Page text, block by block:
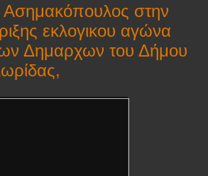
Ασημακόπουλος στην
εκλογικου αγώνα
Δημαρχων του Δήμoυ